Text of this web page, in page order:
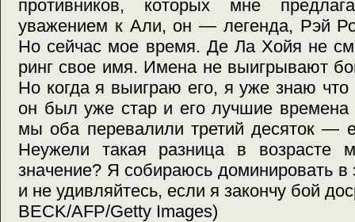
противников, которых мне
уважением к Али, он — легенда, Рэй
Но сейчас мое время. Де Ла Хойя не
ринг свое имя. Имена не выигрывают
Но когда я выиграю его, я уже знаю
он был уже стар и его лучшие времена
мы оба перевалили третий десяток —
Неужели такая разница в возрасте
значение? Я собираюсь доминировать
и не удивляйтесь, если я закончу бой
BECK/AFP/Getty Images)